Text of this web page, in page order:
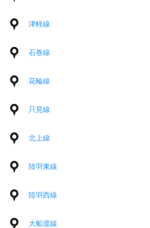
津軽線
石巻線
花輪線
只見線
北上線
陸羽東線
陸羽西線
大船渡線